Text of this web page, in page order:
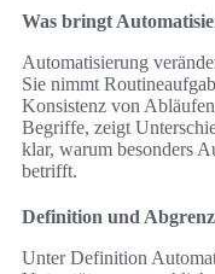
Was bringt
Automatisierung
Sie nimmt
Konsistenz von
Begriffe, zeigt
klar, warum besonders
betrifft.
Definition und
Unter Definition